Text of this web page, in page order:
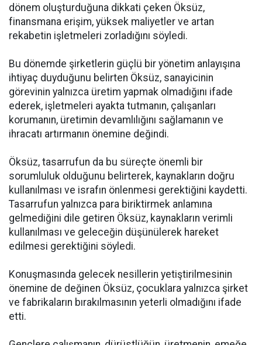
dönem oluşturduğuna dikkati çeken Öksüz,
finansmana erişim, yüksek maliyetler ve artan
rekabetin işletmeleri zorladığını söyledi.
Bu dönemde şirketlerin güçlü bir yönetim anlayışına
ihtiyaç duyduğunu belirten Öksüz, sanayicinin
görevinin yalnızca üretim yapmak olmadığını ifade
ederek, işletmeleri ayakta tutmanın, çalışanları
korumanın, üretimin devamlılığını sağlamanın ve
ihracatı artırmanın önemine değindi.
Öksüz, tasarrufun da bu süreçte önemli bir
sorumluluk olduğunu belirterek, kaynakların doğru
kullanılması ve israfın önlenmesi gerektiğini kaydetti.
Tasarrufun yalnızca para biriktirmek anlamına
gelmediğini dile getiren Öksüz, kaynakların verimli
kullanılması ve geleceğin düşünülerek hareket
edilmesi gerektiğini söyledi.
Konuşmasında gelecek nesillerin yetiştirilmesinin
önemine de değinen Öksüz, çocuklara yalnızca şirket
ve fabrikaların bırakılmasının yeterli olmadığını ifade
etti.